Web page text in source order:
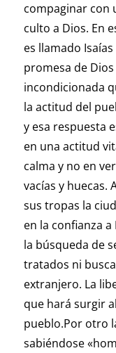
compaginar con
culto a Dios. En
es llamado
promesa de
incondicionada
la actitud del
y esa respuesta
en una actitud
calma y no en
vacías y huecas.
sus tropas la
en la confianza
la búsqueda de
tratados ni
extranjero. La
que hará surgir
pueblo.Por otro
sabiéndose